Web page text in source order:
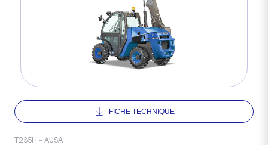
T235H - AUSA
FICHE TECHNIQUE